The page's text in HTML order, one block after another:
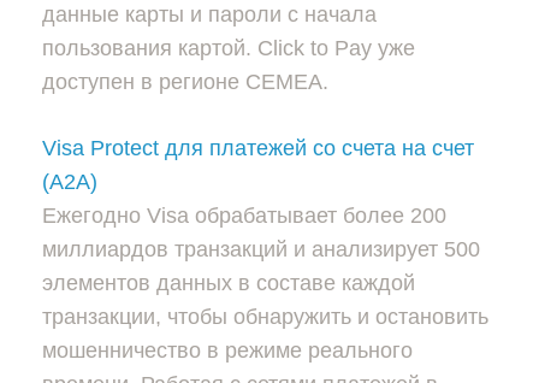
данные карты и пароли с начала
пользования картой. Click to Pay уже
доступен в регионе CEMEA.
Visa Protect для платежей со счета на счет
(A2A)
Ежегодно Visa обрабатывает более 200
миллиардов транзакций и анализирует 500
элементов данных в составе каждой
транзакции, чтобы обнаружить и остановить
мошенничество в режиме реального